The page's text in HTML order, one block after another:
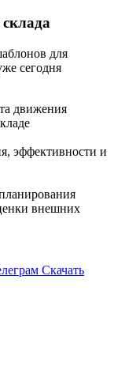
для
сегодня
движения
эффективности и
внешних
Скачать